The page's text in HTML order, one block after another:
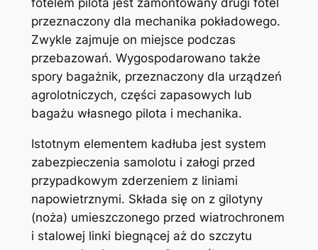
przeznaczony dla mechanika pokładowego.
Zwykle zajmuje on miejsce podczas
przebazowań. Wygospodarowano także
spory bagażnik, przeznaczony dla urządzeń
agrolotniczych, części zapasowych lub
bagażu własnego pilota i mechanika.
Istotnym elementem kadłuba jest system
zabezpieczenia samolotu i załogi przed
przypadkowym zderzeniem z liniami
napowietrznymi. Składa się on z gilotyny
(noża) umieszczonego przed wiatrochronem
i stalowej linki biegnącej aż do szczytu